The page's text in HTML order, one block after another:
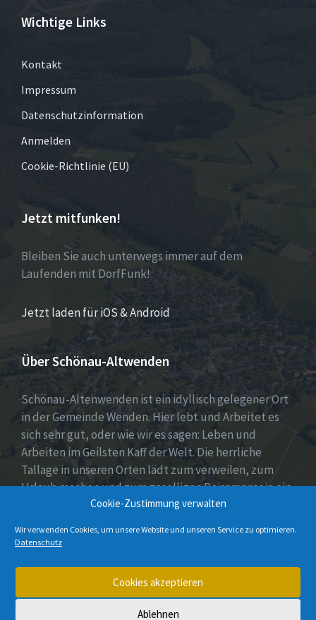
Cookie-Zustimmung verwalten
Wir verwenden Cookies, um unsere Website und unseren Service zu optimieren.
Datenschutz
Cookies akzeptieren
Ablehnen
Wichtige Links
Kontakt
Impressum
Datenschutzinformation
Anmelden
Cookie-Richtlinie (EU)
Jetzt mitfunken!
Bleiben Sie auch unterwegs immer auf dem
Laufenden mit DorfFunk!
Jetzt laden für iOS & Android
Über Schönau-Altwenden
Schönau-Altenwenden ist ein idyllisch gelegener Ort
in der Gemeinde Wenden. Hier lebt und Arbeitet es
sich sehr gut, oder wie wir es sagen: Leben und
Arbeiten im Geilsten Kaff der Welt. Die herrliche
Tallage in unseren Orten lädt zum verweilen, zum
Urlaub machen und zum geselligen Beisamensein ein.
Dies wird auch durch unser aktives Vereinsleben
Instagram